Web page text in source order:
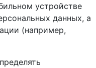
устройстве
данных, а
(например,